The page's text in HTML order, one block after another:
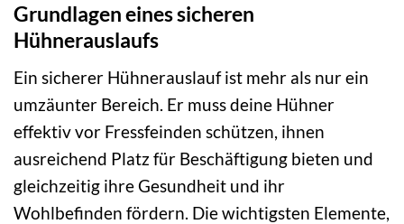
Grundlagen eines sicheren
Hühnerauslaufs
Ein sicherer Hühnerauslauf ist mehr als nur ein
umzäunter Bereich. Er muss deine Hühner
effektiv vor Fressfeinden schützen, ihnen
ausreichend Platz für Beschäftigung bieten und
gleichzeitig ihre Gesundheit und ihr
Wohlbefinden fördern. Die wichtigsten Elemente,